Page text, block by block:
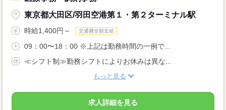
東京都大田区/羽田空港第１・第２ターミナル駅
時給1,400円～ 交通費全額支給
09：00〜18：00 ※上記は勤務時間の一例で...
≪シフト制≫勤務シフトによりお休みは異な...
もっと見る
求人詳細を見る